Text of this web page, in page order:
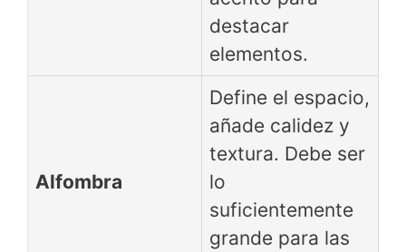
destacar
elementos.
Alfombra
Define el espacio,
añade calidez y
textura. Debe ser
lo
suficientemente
grande para las